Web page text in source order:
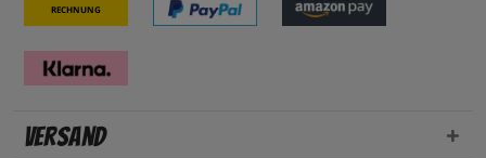
Rechnung
Versand